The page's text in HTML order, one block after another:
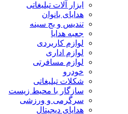
ابزار آلات تبلیغاتی
هدایای بانوان
تندیس و بج سینه
جعبه هدایا
لوازم کاربردی
لوازم اداری
لوازم مسافرتی
خودرو
شکلات تبلیغاتی
سازگار با محیط زیست
سرگرمی و ورزشی
هدایای دیجیتال